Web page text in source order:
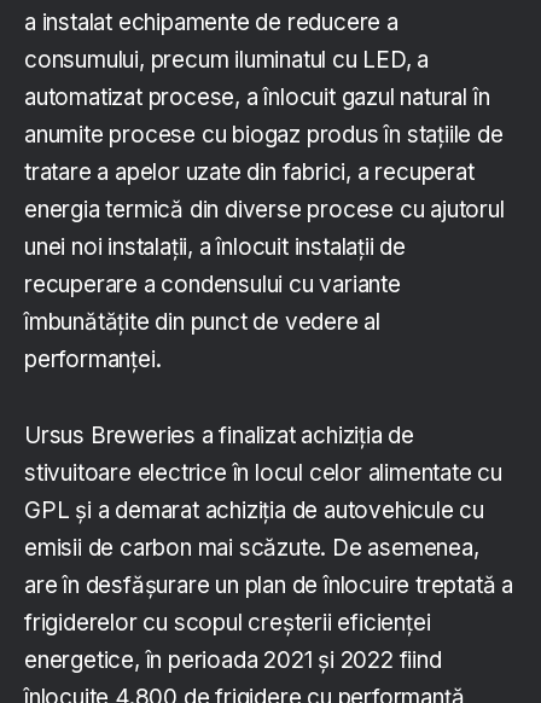
a instalat echipamente de reducere a
consumului, precum iluminatul cu LED, a
automatizat procese, a înlocuit gazul natural în
anumite procese cu biogaz produs în stațiile de
tratare a apelor uzate din fabrici, a recuperat
energia termică din diverse procese cu ajutorul
unei noi instalații, a înlocuit instalații de
recuperare a condensului cu variante
îmbunătățite din punct de vedere al
performanței.
Ursus Breweries a finalizat achiziția de
stivuitoare electrice în locul celor alimentate cu
GPL și a demarat achiziția de autovehicule cu
emisii de carbon mai scăzute. De asemenea,
are în desfășurare un plan de înlocuire treptată a
frigiderelor cu scopul creșterii eficienței
energetice, în perioada 2021 și 2022 fiind